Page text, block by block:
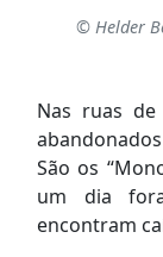
© Helder
Nas ruas
São os
um dia
encontram